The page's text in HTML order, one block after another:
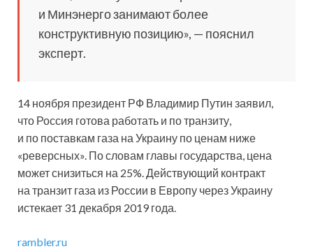
и Минэнерго занимают более
конструктивную позицию», — пояснил
эксперт.
14 ноября президент РФ Владимир Путин заявил,
что Россия готова работать и по транзиту,
и по поставкам газа на Украину по ценам ниже
«реверсных». По словам главы государства, цена
может снизиться на 25%. Действующий контракт
на транзит газа из России в Европу через Украину
истекает 31 декабря 2019 года.
rambler.ru